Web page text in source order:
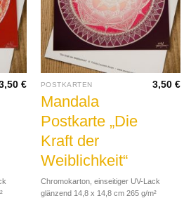
€ POSTKARTEN
Mandala
Postkarte „Die
Kraft der
Weiblichkeit“
3,50€
Chromokarton, einseitiger UV-Lack
glänzend 14,8 x 14,8 cm 265 g/m²